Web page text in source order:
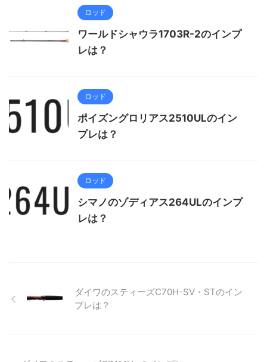
ロッド
ワールドシャウラ1703R-2のインプ
レは？
ロッド
ポイズングロリアス2510ULのイン
プレは？
ロッド
シマノのゾディアス264ULのインプ
レは？
ダイワのスティーズC70H-SV・STのイン
プレは？